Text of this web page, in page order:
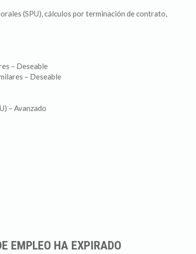
(SPU), cálculos por terminación de contrato,
– Deseable
– Deseable
– Avanzado
EMPLEO HA EXPIRADO